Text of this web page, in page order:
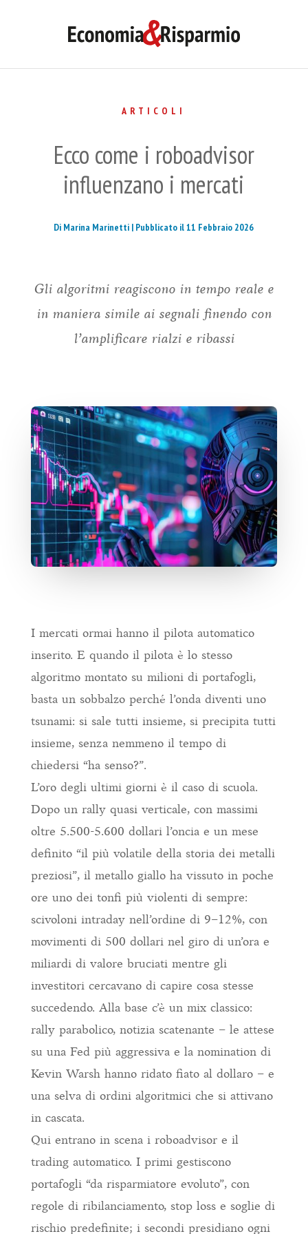
ARTICOLI
Ecco come i roboadvisor
influenzano i mercati
Di Marina Marinetti | Pubblicato il 11 Febbraio 2026
Gli algoritmi reagiscono in tempo reale e
in maniera simile ai segnali finendo con
l’amplificare rialzi e ribassi
I mercati ormai hanno il pilota automatico
inserito. E quando il pilota è lo stesso
algoritmo montato su milioni di portafogli,
basta un sobbalzo perché l’onda diventi uno
tsunami: si sale tutti insieme, si precipita tutti
insieme, senza nemmeno il tempo di
chiedersi “ha senso?”.
L’oro degli ultimi giorni è il caso di scuola.
Dopo un rally quasi verticale, con massimi
oltre 5.500-5.600 dollari l’oncia e un mese
definito “il più volatile della storia dei metalli
preziosi”, il metallo giallo ha vissuto in poche
ore uno dei tonfi più violenti di sempre:
scivoloni intraday nell’ordine di 9–12%, con
movimenti di 500 dollari nel giro di un’ora e
miliardi di valore bruciati mentre gli
investitori cercavano di capire cosa stesse
succedendo. Alla base c’è un mix classico:
rally parabolico, notizia scatenante – le attese
su una Fed più aggressiva e la nomination di
Kevin Warsh hanno ridato fiato al dollaro – e
una selva di ordini algoritmici che si attivano
in cascata.​
Qui entrano in scena i roboadvisor e il
trading automatico. I primi gestiscono
portafogli “da risparmiatore evoluto”, con
regole di ribilanciamento, stop loss e soglie di
rischio predefinite; i secondi presidiano ogni